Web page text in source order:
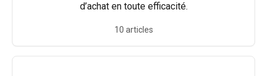
d’achat en toute efficacité.
10 articles